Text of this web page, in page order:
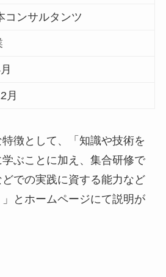
コンサルタンツ
月
徴として、「知識や技術を
ぶことに加え、集合研修で
での実践に資する能力など
とホームページにて説明が